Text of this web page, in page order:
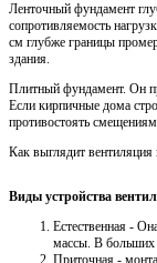
Ленточный фундамент
сопротивляемость
см глубже границы
здания.
Плитный фундамент. Он
Если кирпичные дома
противостоять
Как выглядит вентиляция
Виды устройства
Естественная -
массы. В больших